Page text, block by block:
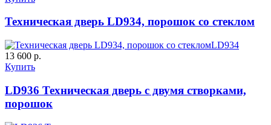
Техническая дверь LD934, порошок со стеклом
LD934
13 600 р.
Купить
LD936 Техническая дверь с двумя створками,
порошок